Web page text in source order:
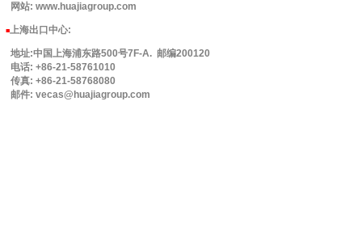
网站: www.huajiagroup.com
■上海出口中心:
地址:中国上海浦东路500号7F-A. 邮编200120
电话: +86-21-58761010
传真: +86-21-58768080
邮件: vecas@huajiagroup.com